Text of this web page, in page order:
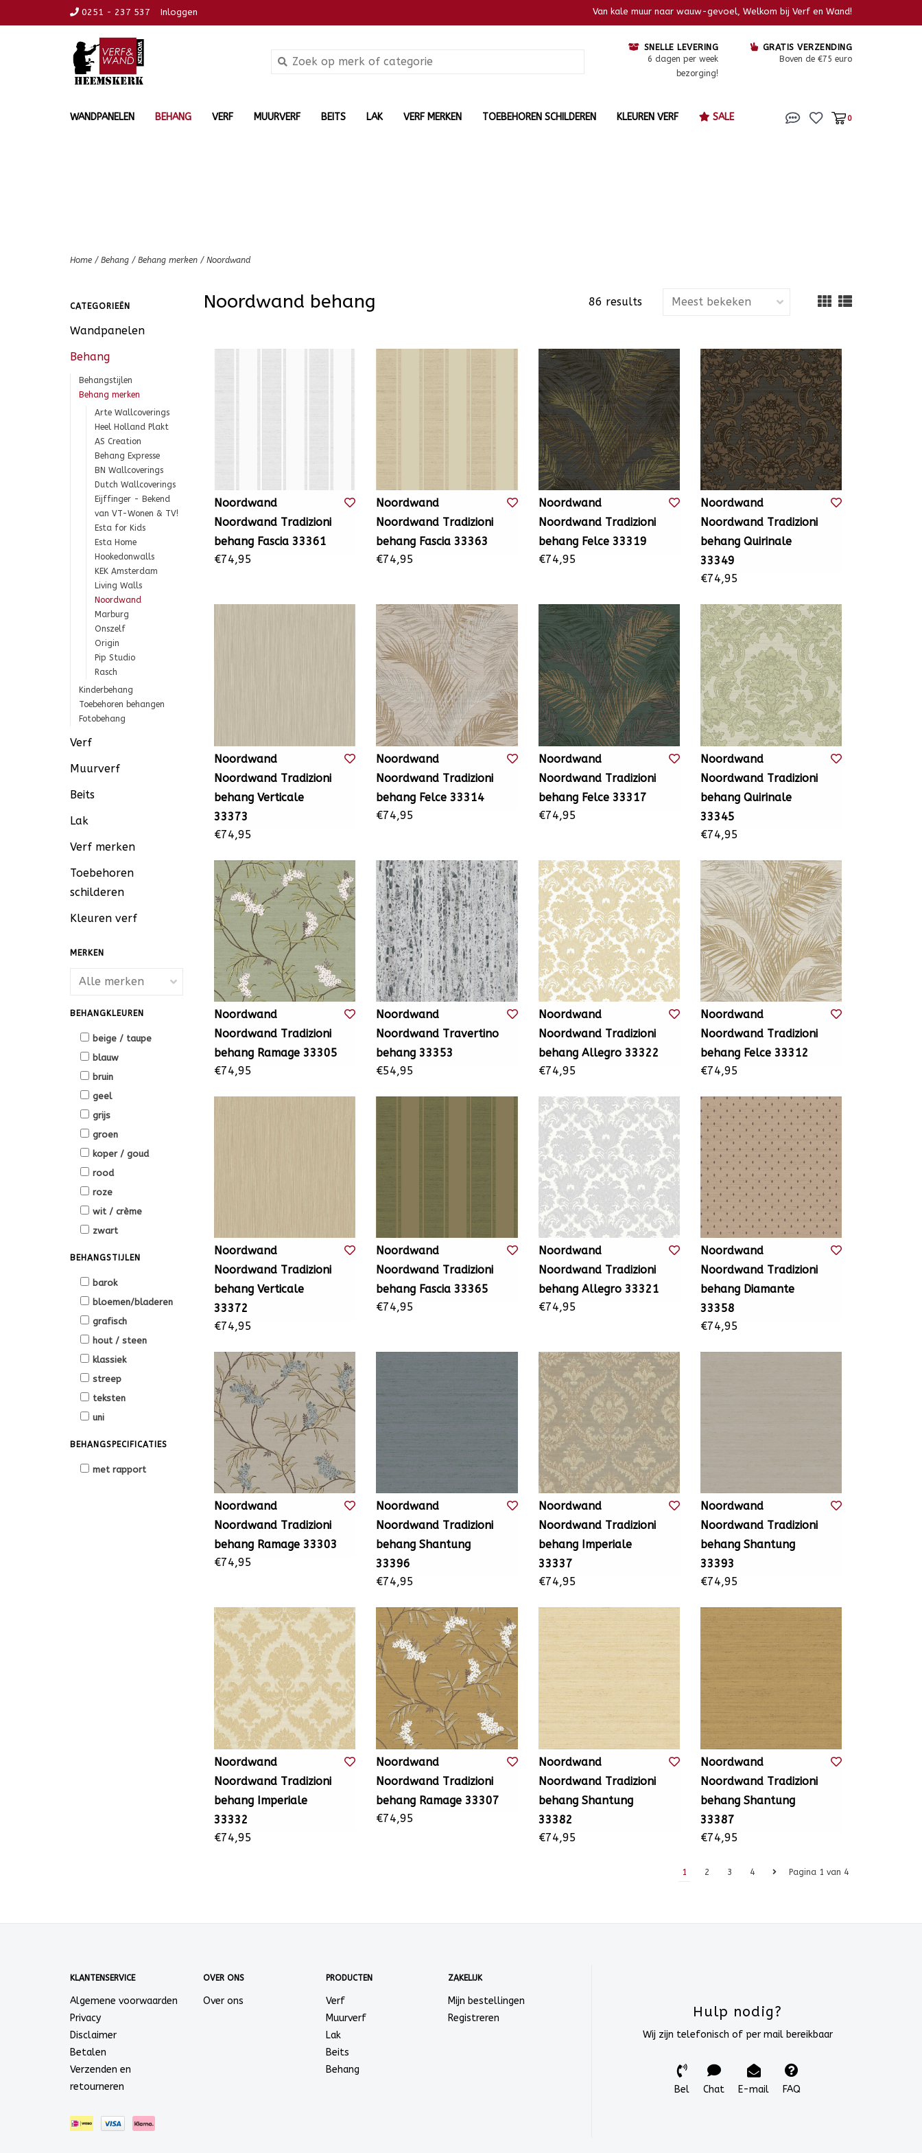
0251 - 237 537 Inloggen Van kale muur naar wauw-gevoel, Welkom bij Verf en Wand!
SNELLE LEVERING
6 dagen per week
bezorging!
GRATIS VERZENDING
Boven de €75 euro
WANDPANELEN BEHANG VERF MUURVERF BEITS LAK VERF MERKEN TOEBEHOREN SCHILDEREN KLEUREN VERF SALE 0
Home / Behang / Behang merken / Noordwand
CATEGORIEËN
Wandpanelen
Behang
Behangstijlen
Behang merken
Arte Wallcoverings
Heel Holland Plakt
AS Creation
Behang Expresse
BN Wallcoverings
Dutch Wallcoverings
Eijffinger - Bekend
van VT-Wonen & TV!
Esta for Kids
Esta Home
Hookedonwalls
KEK Amsterdam
Living Walls
Noordwand
Marburg
Onszelf
Origin
Pip Studio
Rasch
Kinderbehang
Toebehoren behangen
Fotobehang
Verf
Muurverf
Beits
Lak
Verf merken
Toebehoren
schilderen
Kleuren verf
MERKEN
BEHANGKLEUREN
beige / taupe
blauw
bruin
geel
grijs
groen
koper / goud
rood
roze
wit / crème
zwart
BEHANGSTIJLEN
barok
bloemen/bladeren
grafisch
hout / steen
klassiek
streep
teksten
uni
BEHANGSPECIFICATIES
met rapport
Noordwand behang 86 results
Noordwand
Noordwand Tradizioni
behang Fascia 33361
€74,95
Noordwand
Noordwand Tradizioni
behang Fascia 33363
€74,95
Noordwand
Noordwand Tradizioni
behang Felce 33319
€74,95
Noordwand
Noordwand Tradizioni
behang Quirinale
33349
€74,95
Noordwand
Noordwand Tradizioni
behang Verticale
33373
€74,95
Noordwand
Noordwand Tradizioni
behang Felce 33314
€74,95
Noordwand
Noordwand Tradizioni
behang Felce 33317
€74,95
Noordwand
Noordwand Tradizioni
behang Quirinale
33345
€74,95
Noordwand
Noordwand Tradizioni
behang Ramage 33305
€74,95
Noordwand
Noordwand Travertino
behang 33353
€54,95
Noordwand
Noordwand Tradizioni
behang Allegro 33322
€74,95
Noordwand
Noordwand Tradizioni
behang Felce 33312
€74,95
Noordwand
Noordwand Tradizioni
behang Verticale
33372
€74,95
Noordwand
Noordwand Tradizioni
behang Fascia 33365
€74,95
Noordwand
Noordwand Tradizioni
behang Allegro 33321
€74,95
Noordwand
Noordwand Tradizioni
behang Diamante
33358
€74,95
Noordwand
Noordwand Tradizioni
behang Ramage 33303
€74,95
Noordwand
Noordwand Tradizioni
behang Shantung
33396
€74,95
Noordwand
Noordwand Tradizioni
behang Imperiale
33337
€74,95
Noordwand
Noordwand Tradizioni
behang Shantung
33393
€74,95
Noordwand
Noordwand Tradizioni
behang Imperiale
33332
€74,95
Noordwand
Noordwand Tradizioni
behang Ramage 33307
€74,95
Noordwand
Noordwand Tradizioni
behang Shantung
33382
€74,95
Noordwand
Noordwand Tradizioni
behang Shantung
33387
€74,95
Pagina 1 van 4
1 2 3 4
KLANTENSERVICE
Algemene voorwaarden
Privacy
Disclaimer
Betalen
Verzenden en
retourneren
OVER ONS
Over ons
PRODUCTEN
Verf
Muurverf
Lak
Beits
Behang
ZAKELIJK
Mijn bestellingen
Registreren
Hulp nodig?
Wij zijn telefonisch of per mail bereikbaar
Bel Chat E-mail FAQ